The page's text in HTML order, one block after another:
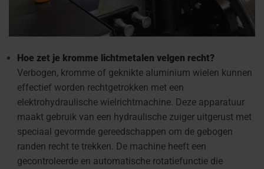
Hoe zet je kromme lichtmetalen velgen recht?
Verbogen, kromme of geknikte aluminium wielen kunnen
effectief worden rechtgetrokken met een
elektrohydraulische wielrichtmachine. Deze apparatuur
maakt gebruik van een hydraulische zuiger uitgerust met
speciaal gevormde gereedschappen om de gebogen
randen recht te trekken. De machine heeft een
gecontroleerde en automatische rotatiefunctie die